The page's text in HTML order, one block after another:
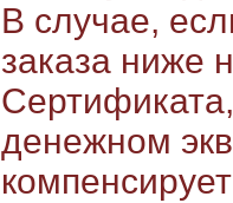
В случае,
заказа ниже
денежном